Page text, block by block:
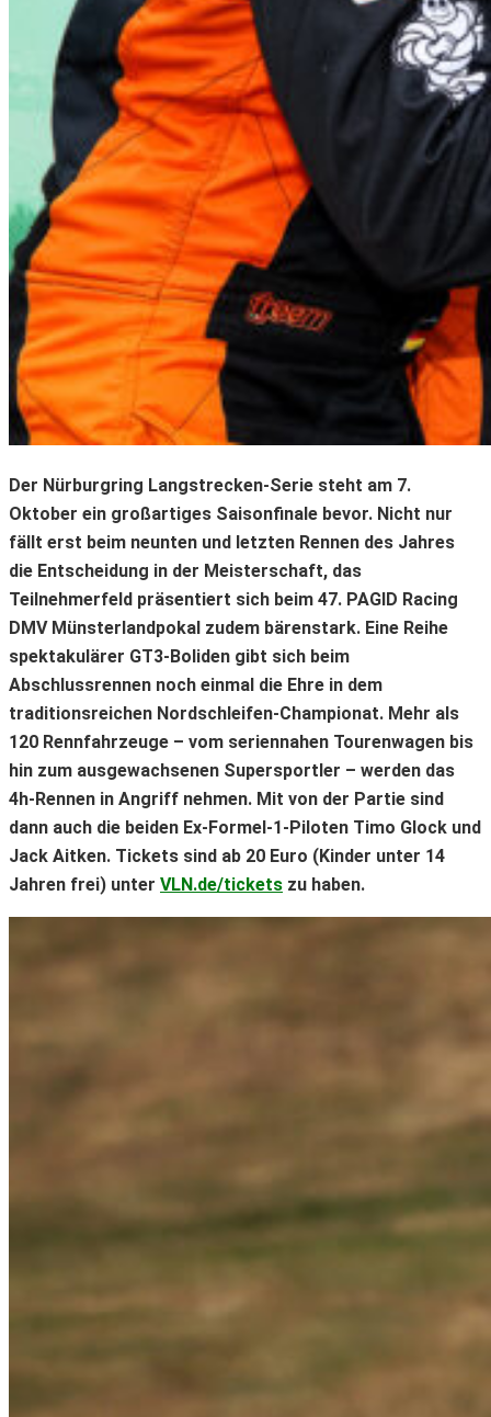
Der Nürburgring Langstrecken-Serie steht am 7.
Oktober ein großartiges Saisonfinale bevor. Nicht nur
fällt erst beim neunten und letzten Rennen des Jahres
die Entscheidung in der Meisterschaft, das
Teilnehmerfeld präsentiert sich beim 47. PAGID Racing
DMV Münsterlandpokal zudem bärenstark. Eine Reihe
spektakulärer GT3-Boliden gibt sich beim
Abschlussrennen noch einmal die Ehre in dem
traditionsreichen Nordschleifen-Championat. Mehr als
120 Rennfahrzeuge – vom seriennahen Tourenwagen bis
hin zum ausgewachsenen Supersportler – werden das
4h-Rennen in Angriff nehmen. Mit von der Partie sind
dann auch die beiden Ex-Formel-1-Piloten Timo Glock und
Jack Aitken. Tickets sind ab 20 Euro (Kinder unter 14
Jahren frei) unter VLN.de/tickets zu haben.